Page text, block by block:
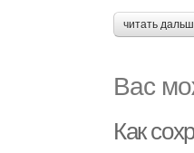
читать
Вас
Как